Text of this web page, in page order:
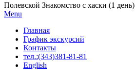
Полевской Знакомство с хаски (1 день)
Menu
Главная
График экскурсий
Контакты
тел.:(343)381-81-81
English